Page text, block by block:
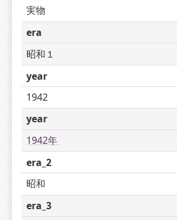
実物
era
昭和１
year
1942
year
1942年
era_2
昭和
era_3